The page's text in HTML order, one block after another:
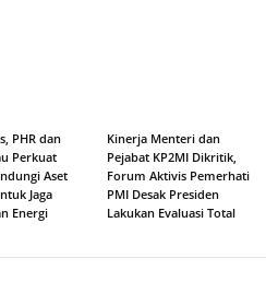
PHR dan
Perkuat
Aset
Jaga
Energi
Kinerja Menteri dan
Pejabat KP2MI Dikritik,
Forum Aktivis Pemerhati
PMI Desak Presiden
Lakukan Evaluasi Total